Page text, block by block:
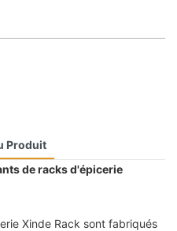
Produit
de racks d'épicerie
Xinde Rack sont fabriqués